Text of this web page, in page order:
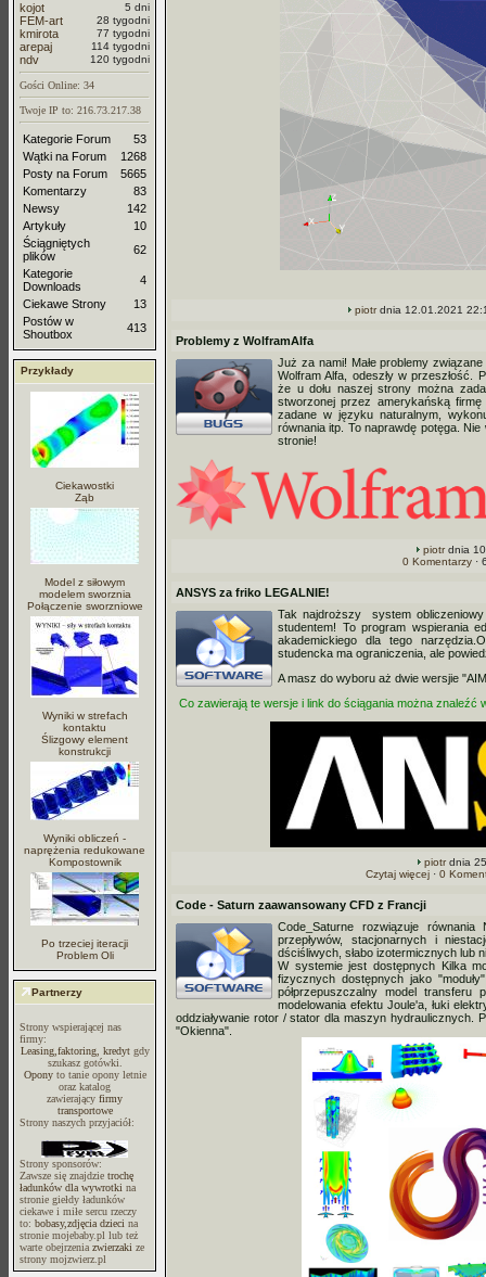
kojot 5 dni
FEM-art 28 tygodni
kmirota 77 tygodni
arepaj 114 tygodni
ndv 120 tygodni
Gości Online: 34
Twoje IP to: 216.73.217.38
Kategorie Forum
53
Wątki na Forum
1268
Posty na Forum
5665
Komentarzy
83
Newsy
142
Artykuły
10
Ściągniętych
plików
62
Kategorie
Downloads
4
Ciekawe Strony
13
Postów w
Shoutbox
413
Przykłady
Ciekawostki
Ząb
Model z siłowym
modelem sworznia
Połączenie sworzniowe
Wyniki w strefach
kontaktu
Ślizgowy element
konstrukcji
Wyniki obliczeń -
naprężenia redukowane
Kompostownik
Po trzeciej iteracji
Problem Oli
Partnerzy
Strony wspierającej nas
firmy:
Leasing,faktoring, kredytgdy
szukasz gotówki.
Oponyto tanie opony letnie
oraz katalog
zawierający firmy
transportowe
Strony naszych przyjaciół:
Strony sponsorów:
Zawsze się znajdzie trochę
ładunków dla wywrotki na
stronie giełdy ładunków
ciekawe i miłe sercu rzeczy
to: bobasy,zdjęcia dzieci na
stronie mojebaby.pl lub też
warte obejrzenia zwierzaki ze
strony mojzwierz.pl
piotrdnia 12.01.2021
Problemy z WolframAlfa
Już za nami! Małe problemy
Wolfram Alfa, odeszły w przeszłość.
że u dołu naszej strony można
stworzonej przez amerykańską firmę
zadane w języku naturalnym,
równania itp. To naprawdę potęga.
stronie!
piotrdnia
0 Komentarzy·
ANSYS za friko LEGALNIE!
Tak najdroższy system
studentem! To program wspierania
akademickiego dla tego
studencka ma ograniczenia, ale
A masz do wyboru aż dwie wersjie
Co zawierają te wersje i link do ściągania można znaleźć
piotrdnia
Czytaj więcej· 0
Code - Saturn zaawansowany CFD z Francji
Code_Saturne rozwiązuje
przepływów, stacjonarnych i
dściśliwych, słabo izotermicznych lub
W systemie jest dostępnych Kilka
fizycznych dostępnych jako
półprzepuszczalny model transferu
modelowania efektu Joule'a, łuki
oddziaływanie rotor / stator dla maszyn hydraulicznych.
"Okienna".